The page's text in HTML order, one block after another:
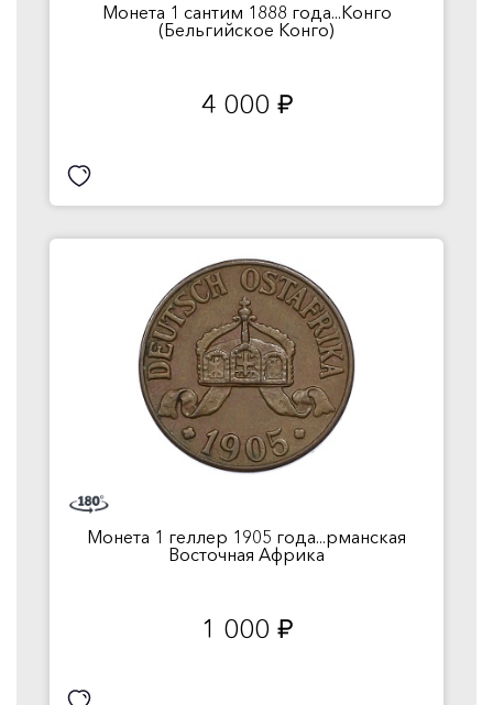
Монета 1 сантим 1888 года...Конго
(Бельгийское Конго)
4 000 руб.
Монета 1 геллер 1905 года...рманская
Восточная Африка
1 000 руб.